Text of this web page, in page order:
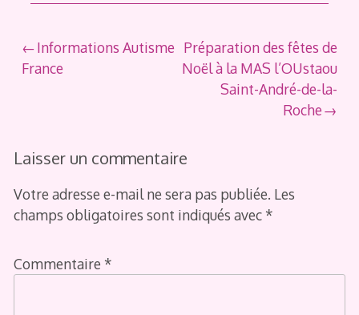
Navigation
Informations Autisme
France
Préparation des fêtes de
Noël à la MAS l’OUstaou
Saint-André-de-la-
Roche
Laisser un commentaire
Votre adresse e-mail ne sera pas publiée. Les
champs obligatoires sont indiqués avec *
Commentaire *